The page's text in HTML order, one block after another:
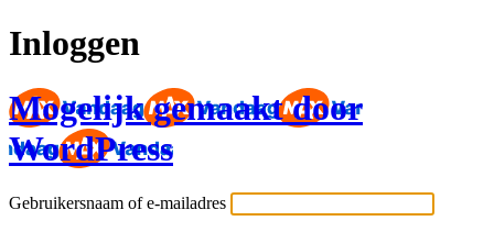
Inloggen
Mogelijk gemaakt door
WordPress
Gebruikersnaam of e-mailadres